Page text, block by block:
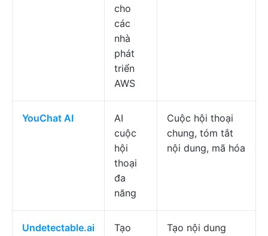
cho
các
nhà
phát
triển
AWS
YouChat AI
AI
cuộc
hội
thoại
đa
năng
Cuộc hội thoại
chung, tóm tắt
nội dung, mã hóa
Undetectable.ai
Tạo
Tạo nội dung